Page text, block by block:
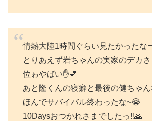
情熱大陸1時間ぐらい見たかったな
とりあえず岩ちゃんの実家のデカ
位ゎやばい✋💕
あと隆くんの寝癖と最後の健ちゃ
ほんでサバイバル終わったな~😭
10Daysおつかれさまでしたっ‼︎🙇